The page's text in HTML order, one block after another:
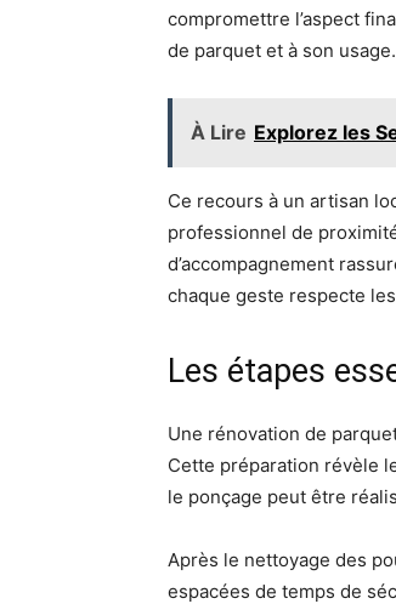
compromettre l’aspect
de parquet et à son usage.
À Lire Explorez les
Ce recours à un artisan
professionnel de
d’accompagnement
chaque geste respecte
Les étapes
Une rénovation de
Cette préparation révèle
le ponçage peut être
Après le nettoyage des
espacées de temps de